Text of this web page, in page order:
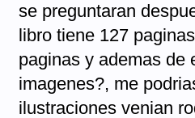
se preguntaran
libro tiene 127
paginas y ademas de
imagenes?, me
ilustraciones venian